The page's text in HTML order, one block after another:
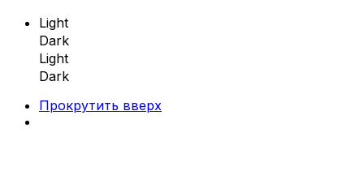
Light
Dark
Light
Dark
Прокрутить вверх